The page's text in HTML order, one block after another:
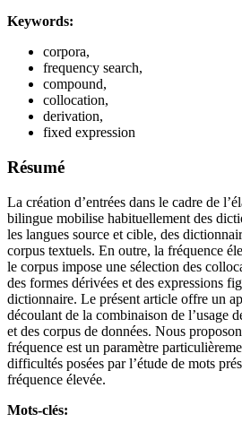
Keywords:
corpora,
frequency search,
compound,
collocation,
derivation,
fixed expression
Résumé
La création d’entrées dans le cadre de
bilingue mobilise habituellement des
les langues source et cible, des
corpus textuels. En outre, la fréquence
le corpus impose une sélection des
des formes dérivées et des expressions
dictionnaire. Le présent article offre un
découlant de la combinaison de l’usage
et des corpus de données. Nous
fréquence est un paramètre
difficultés posées par l’étude de mots
fréquence élevée.
Mots-clés: